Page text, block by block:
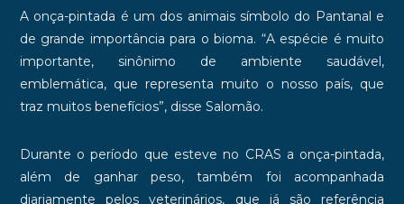
A onça-pintada é um dos animais símbolo do Pantanal e
de grande importância para o bioma. “A espécie é muito
importante, sinônimo de ambiente saudável,
emblemática, que representa muito o nosso país, que
traz muitos benefícios”, disse Salomão.
Durante o período que esteve no CRAS a onça-pintada,
além de ganhar peso, também foi acompanhada
diariamente pelos veterinários, que já são referência